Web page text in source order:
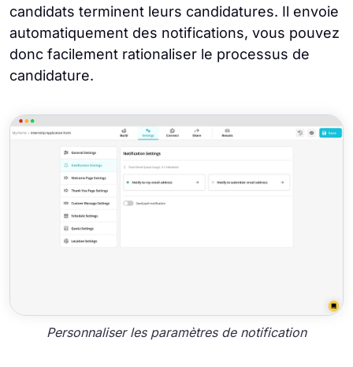
candidats terminent leurs candidatures. Il envoie
automatiquement des notifications, vous pouvez
donc facilement rationaliser le processus de
candidature.
Personnaliser les paramètres de notification